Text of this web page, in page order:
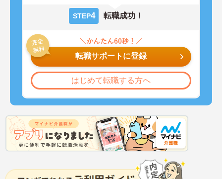
STEP4 転職成功！
転職サポートに登録
はじめて転職する方へ